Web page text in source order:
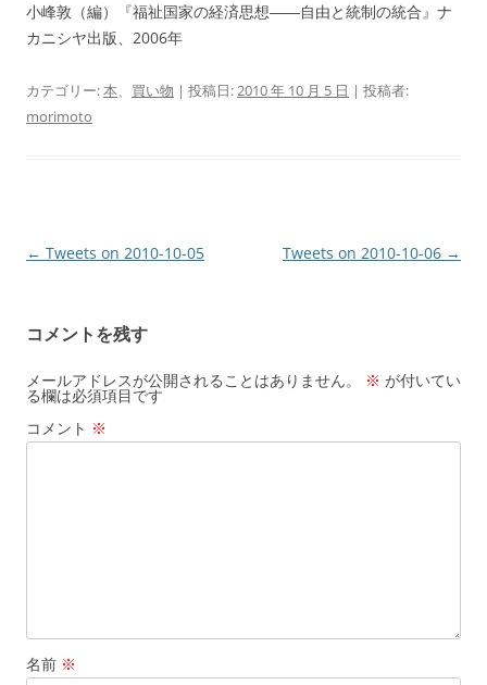
小峰敦（編）『福祉国家の経済思想――自由と統制の統合』ナ
カニシヤ出版、2006年
カテゴリー:本、 買い物 | 投稿日:2010 年 10 月 5 日 | 投稿者:
morimoto
投
ビ
ゲ
ー
シ
← Tweets on 2010-10-05 Tweets on 2010-10-06 →
コメントを残す
メールアドレスが公開されることはありません。 ※ が付いてい
る欄は必須項目です
コメント ※
名前 ※